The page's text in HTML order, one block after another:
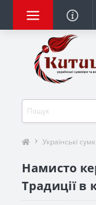
Українські
Намисто
Традиції в